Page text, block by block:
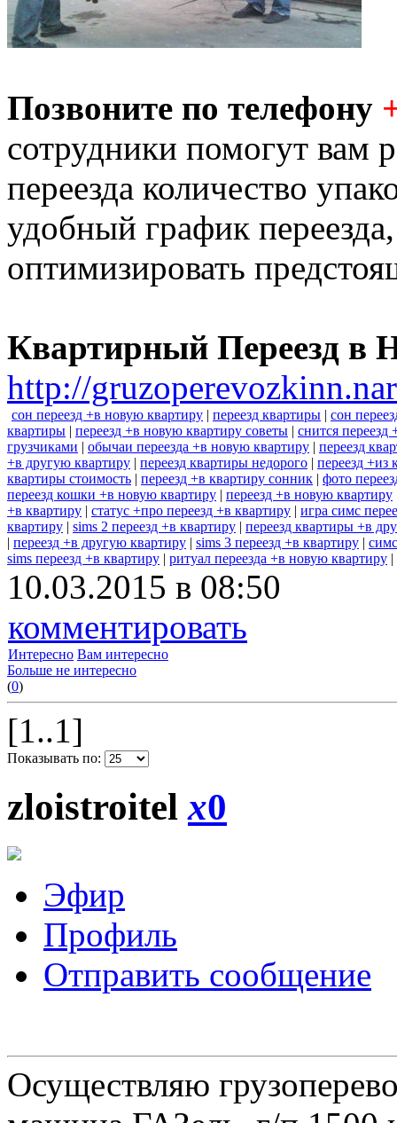
Позвоните по телефону
сотрудники помогут вам
переезда количество
удобный график
оптимизировать
Квартирный Переезд в
http://
сон переезд +в новую квартиру | переезд квартиры | сон
квартиры | переезд +в новую квартиру советы | снится переезд
грузчиками | обычаи переезда +в новую квартиру | переезд
+в другую квартиру | переезд квартиры недорого | переезд +из
квартиры стоимость | переезд +в квартиру сонник | фото
переезд кошки +в новую квартиру | переезд +в новую квартиру
+в квартиру | статус +про переезд +в квартиру | игра симс
квартиру | sims 2 переезд +в квартиру | переезд квартиры +в
| переезд +в другую квартиру | sims 3 переезд +в квартиру |
sims переезд +в квартиру | ритуал переезда +в новую квартиру |
10.03.2015 в 08:50
комментировать
Интересно Вам интересно
Больше не интересно
(0)
[1..1]
Показывать по:
zloistroitelx0
Эфир
Профиль
Отправить сообщение
Осуществляю